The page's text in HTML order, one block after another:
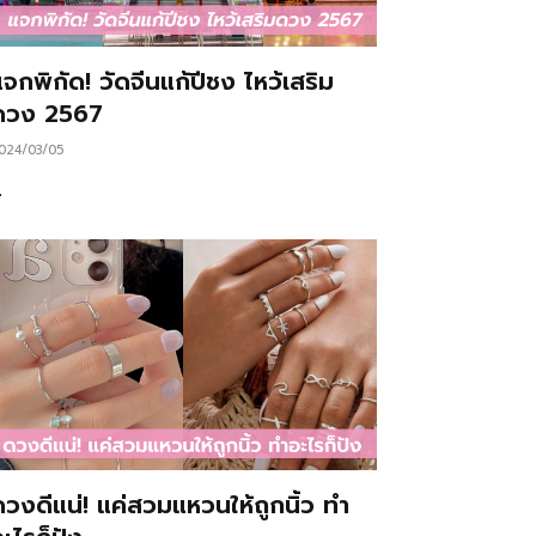
กพิกัด! วัดจีนแก้ปีชง ไหว้เสริม
ง 2567
03/05
งดีแน่! แค่สวมแหวนให้ถูกนิ้ว ทำ